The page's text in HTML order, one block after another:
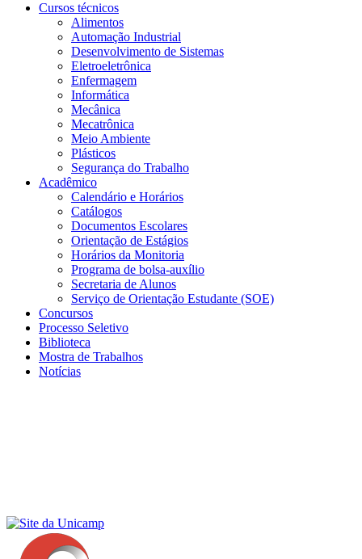
Cursos técnicos
Alimentos
Automação Industrial
Desenvolvimento de Sistemas
Eletroeletrônica
Enfermagem
Informática
Mecânica
Mecatrônica
Meio Ambiente
Plásticos
Segurança do Trabalho
Acadêmico
Calendário e Horários
Catálogos
Documentos Escolares
Orientação de Estágios
Horários da Monitoria
Programa de bolsa-auxílio
Secretaria de Alunos
Serviço de Orientação Estudante (SOE)
Concursos
Processo Seletivo
Biblioteca
Mostra de Trabalhos
Notícias